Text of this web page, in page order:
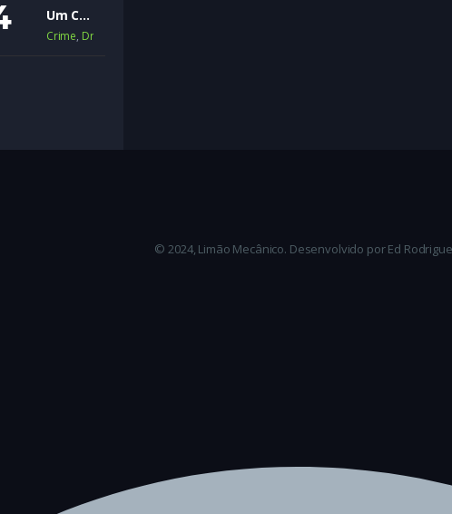
Um Crime Passional
Crime, Drama
© 2024, Limão Mecânico. Desenvolvido por Ed